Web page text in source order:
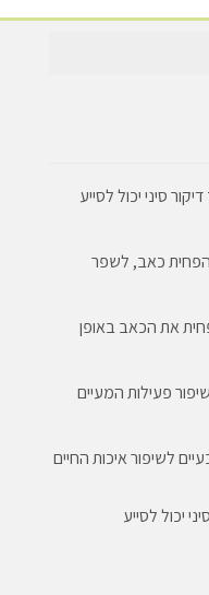
סיני יכול לסייע
כאב, לשפר
את הכאב באופן
פעילות המעיים
לשיפור איכות החיים
יכול לסייע